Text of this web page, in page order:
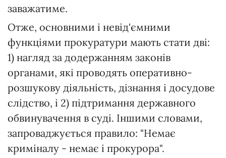
заважатиме.
Отже, основними і невід'ємними
функціями прокуратури мають стати дві:
1) нагляд за додержанням законів
органами, які проводять оперативно-
розшукову діяльність, дізнання і досудове
слідство, і 2) підтримання державного
обвинувачення в суді. Іншими словами,
запроваджується правило: "Немає
криміналу - немає і прокурора".